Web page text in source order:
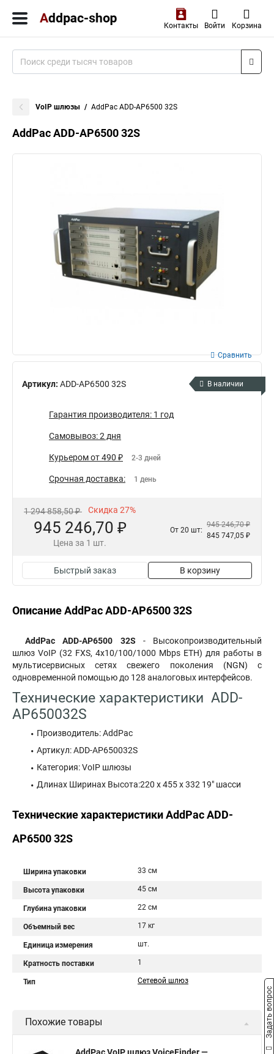
Контакты Войти Корзина
VoIP шлюзы AddPac ADD-AP6500 32S
AddPac ADD-AP6500 32S
Артикул: ADD-AP6500 32S
Сравнить
В наличии
Гарантия производителя: 1 год
Самовывоз: 2 дня
Курьером от 490 ₽ 2-3 дней
Срочная доставка: 1 день
1 294 858,50 ₽ Скидка 27%
945 246,70 ₽
Цена за 1 шт.
От 20 шт:
945 246,70 ₽
845 747,05 ₽
Быстрый заказ В корзину
Описание AddPac ADD-AP6500 32S
AddPac ADD-AP6500 32S - Высокопроизводительный
шлюз VoIP (32 FXS, 4x10/100/1000 Mbps ETH) для работы в
мультисервисных сетях свежего поколения (NGN) c
одновременной помощью до 128 аналоговых интерфейсов.
Технические характеристики ADD-
AP650032S
Производитель: AddPac
Артикул: ADD-AP650032S
Категория: VoIP шлюзы
Длинах Ширинах Высота:220 x 455 x 332 19" шасси
Технические характеристики AddPac ADD-
AP6500 32S
Ширина упаковки 33 см
Высота упаковки 45 см
Глубина упаковки 22 см
Объемный вес 17 кг
Единица измерения шт.
Кратность поставки 1
Тип Сетевой шлюз
Похожие товары Задать вопрос